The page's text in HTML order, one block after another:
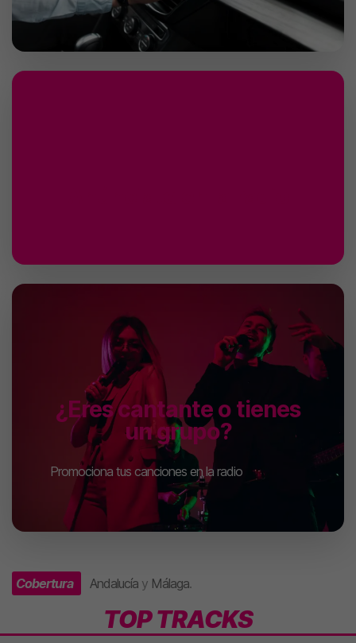
¿Eres cantante o tienes
un grupo?
Promociona tus canciones en la radio
Cobertura Andalucía y Málaga.
TOP TRACKS